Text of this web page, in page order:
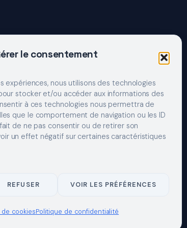
le consentement
expériences, nous utilisons des technologies
stocker et/ou accéder aux informations des
à ces technologies nous permettra de
que le comportement de navigation ou les ID
de ne pas consentir ou de retirer son
un effet négatif sur certaines caractéristiques
REFUSER VOIR LES PRÉFÉRENCES
de cookiesPolitique de confidentialité
CONFIDENTIALITÉ COOKIES À PROPOS